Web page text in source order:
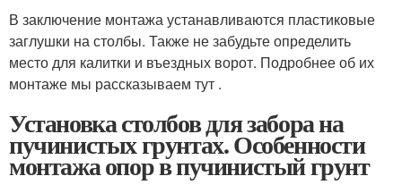
В заключение монтажа устанавливаются пластиковые
заглушки на столбы. Также не забудьте определить
место для калитки и въездных ворот. Подробнее об их
монтаже мы рассказываем тут .
Установка столбов для забора на
пучинистых грунтах. Особенности
монтажа опор в пучинистый грунт